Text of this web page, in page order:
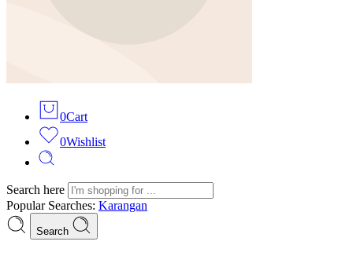
0Cart
0Wishlist
Search here
Popular Searches: Karangan
Search